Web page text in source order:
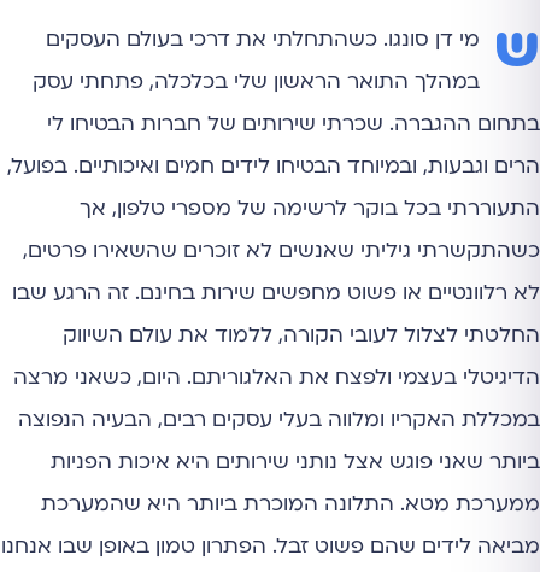
ש מי דן סונגו. כשהתחלתי את דרכי בעולם העסקים
במהלך התואר הראשון שלי בכלכלה, פתחתי עסק
בתחום ההגברה. שכרתי שירותים של חברות הבטיחו לי
הרים וגבעות, ובמיוחד הבטיחו לידים חמים ואיכותיים. בפועל,
התעוררתי בכל בוקר לרשימה של מספרי טלפון, אך
כשהתקשרתי גיליתי שאנשים לא זוכרים שהשאירו פרטים,
לא רלוונטיים או פשוט מחפשים שירות בחינם. זה הרגע שבו
החלטתי לצלול לעובי הקורה, ללמוד את עולם השיווק
הדיגיטלי בעצמי ולפצח את האלגוריתם. היום, כשאני מרצה
במכללת האקריו ומלווה בעלי עסקים רבים, הבעיה הנפוצה
ביותר שאני פוגש אצל נותני שירותים היא איכות הפניות
ממערכת מטא. התלונה המוכרת ביותר היא שהמערכת
מביאה לידים שהם פשוט זבל. הפתרון טמון באופן שבו אנחנו